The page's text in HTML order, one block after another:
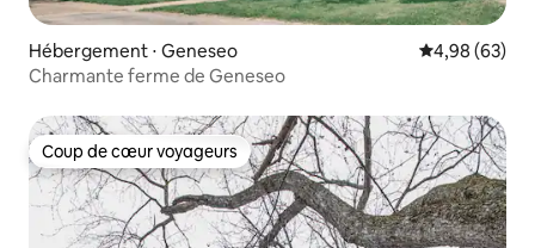
Hébergement ⋅ Geneseo Évaluation
4,98 (63)
Charmante ferme de Geneseo
Coup de cœur voyageurs
Coup de cœur voyageurs